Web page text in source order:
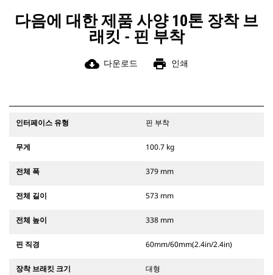
다음에 대한 제품 사양 10톤 장착 브
래킷 - 핀 부착
cloud_download 다운로드 print 인쇄
인터페이스 유형 핀 부착
무게 100.7 kg
전체 폭 379 mm
전체 길이 573 mm
전체 높이 338 mm
핀 직경 60mm/60mm(2.4in/2.4in)
장착 브래킷 크기 대형